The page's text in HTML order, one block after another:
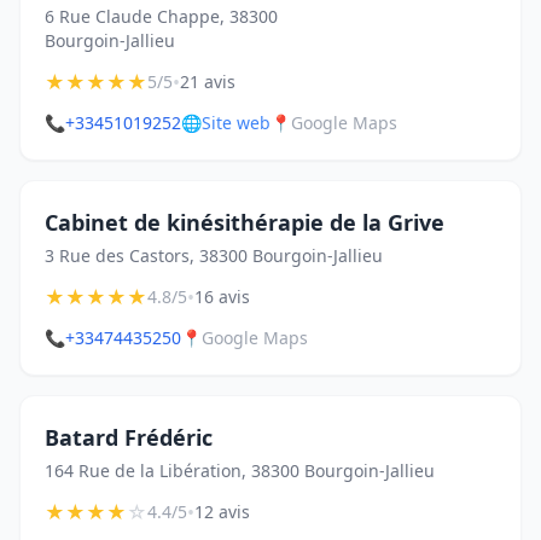
6 Rue Claude Chappe, 38300
Bourgoin-Jallieu
★★★★★5/5•21 avis
📞+33451019252🌐Site web 📍 Google Maps
Cabinet de kinésithérapie de la Grive
3 Rue des Castors, 38300 Bourgoin-Jallieu
★★★★★4.8/5•16 avis
📞+33474435250 📍 Google Maps
Batard Frédéric
164 Rue de la Libération, 38300 Bourgoin-Jallieu
★★★★☆4.4/5•12 avis